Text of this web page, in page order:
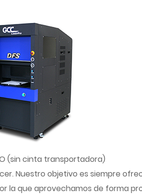
(sin cinta transportadora)
Nuestro objetivo es siempre
la que aprovechamos de forma